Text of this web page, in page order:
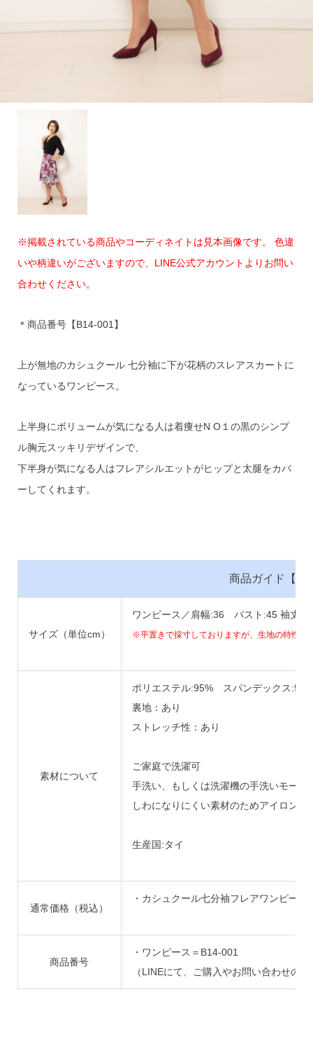
※掲載されている商品やコーディネイトは見本画像です。 色違
いや柄違いがございますので、LINE公式アカウントよりお問い
合わせください。
＊商品番号【B14-001】
上が無地のカシュクール 七分袖に下が花柄のスレアスカートに
なっているワンピース。
上半身にボリュームが気になる人は着痩せN O１の黒のシンプ
ル胸元スッキリデザインで、
下半身が気になる人はフレアシルエットがヒップと太腿をカバ
ーしてくれます。
商品ガイド【
サイズ（単位cm）
ワンピース／肩幅:36 バスト:45 袖丈
※平置きで採寸しておりますが、生地の特性上
素材について
ポリエステル:95% スパンデックス:5%
裏地：あり
ストレッチ性：あり
ご家庭で洗濯可
手洗い、もしくは洗濯機の手洗いモード
しわになりにくい素材のためアイロンは
生産国:タイ
通常価格（税込）
・カシュクール七分袖フレアワンピース
商品番号
・ワンピース＝B14-001
（LINEにて、ご購入やお問い合わせの